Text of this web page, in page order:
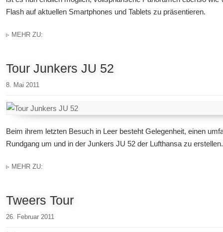
Flash auf aktuellen Smartphones und Tablets zu präsentieren.
▹ MEHR ZU:
Tour Junkers JU 52
8. Mai 2011
Beim ihrem letzten Besuch in Leer besteht Gelegenheit, einen
Rundgang um und in der Junkers JU 52 der Lufthansa zu erstellen.
▹ MEHR ZU:
Tweеrs Tour
26. Februar 2011